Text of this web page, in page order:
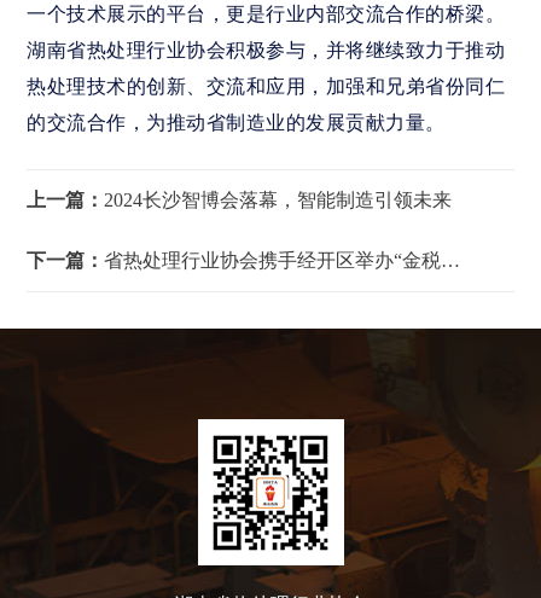
一个技术展示的平台，更是行业内部交流合作的桥梁。
湖南省热处理行业协会积极参与，并将继续致力于推动
热处理技术的创新、交流和应用，加强和兄弟省份同仁
的交流合作，为推动省制造业的发展贡献力量。
上一篇： 2024长沙智博会落幕，智能制造引领未来
下一篇：省热处理行业协会携手经开区举办“金税四期最新进展与税务风险防控”的研讨会”